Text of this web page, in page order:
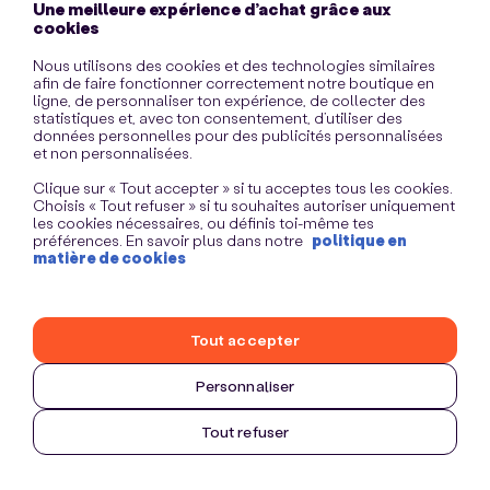
Une meilleure expérience d’achat grâce aux
cookies
Nous utilisons des cookies et des technologies similaires
afin de faire fonctionner correctement notre boutique en
ligne, de personnaliser ton expérience, de collecter des
statistiques et, avec ton consentement, d’utiliser des
données personnelles pour des publicités personnalisées
et non personnalisées.
Clique sur « Tout accepter » si tu acceptes tous les cookies.
Choisis « Tout refuser » si tu souhaites autoriser uniquement
les cookies nécessaires, ou définis toi-même tes
préférences. En savoir plus dans notre politique en
matière de cookies
Personnaliser
Tout refuser
Tout accepter